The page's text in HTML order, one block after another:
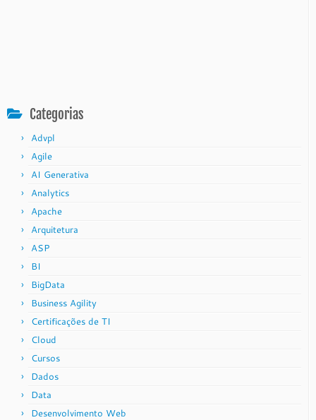
Categorias
Advpl
Agile
AI Generativa
Analytics
Apache
Arquitetura
ASP
BI
BigData
Business Agility
Certificações de TI
Cloud
Cursos
Dados
Data
Desenvolvimento Web